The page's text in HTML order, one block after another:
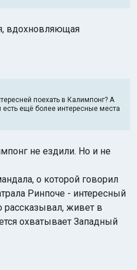
вдохновляющая
поехать в Калимпонг? А
ещё более интересные места
не ездили. Но и не
о которой говорил
Ринпоче - интересный
рассказывал, живет в
охватывает Западный